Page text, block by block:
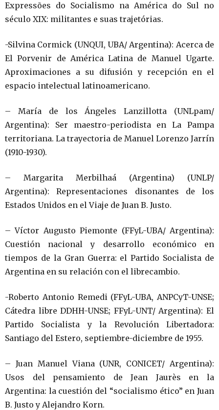
Expressões do Socialismo na América do Sul no
século XIX: militantes e suas trajetórias.
-Silvina Cormick (UNQUI, UBA/ Argentina): Acerca de
El Porvenir de América Latina de Manuel Ugarte.
Aproximaciones a su difusión y recepción en el
espacio intelectual latinoamericano.
– María de los Ángeles Lanzillotta (UNLpam/
Argentina): Ser maestro-periodista en La Pampa
territoriana. La trayectoria de Manuel Lorenzo Jarrín
(1910-1930).
– Margarita Merbilhaá (Argentina) (UNLP/
Argentina): Representaciones disonantes de los
Estados Unidos en el Viaje de Juan B. Justo.
– Víctor Augusto Piemonte (FFyL-UBA/ Argentina):
Cuestión nacional y desarrollo económico en
tiempos de la Gran Guerra: el Partido Socialista de
Argentina en su relación con el librecambio.
-Roberto Antonio Remedi (FFyL-UBA, ANPCyT-UNSE;
Cátedra libre DDHH-UNSE; FFyL-UNT/ Argentina): El
Partido Socialista y la Revolución Libertadora:
Santiago del Estero, septiembre-diciembre de 1955.
– Juan Manuel Viana (UNR, CONICET/ Argentina):
Usos del pensamiento de Jean Jaurès en la
Argentina: la cuestión del “socialismo ético” en Juan
B. Justo y Alejandro Korn.